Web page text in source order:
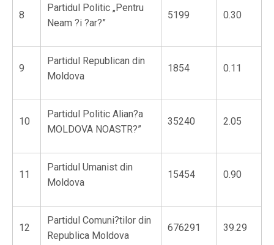
8
Partidul Politic „Pentru
Neam ?i ?ar?”
5199 0.30
9
Partidul Republican din
Moldova
1854 0.11
10
Partidul Politic Alian?a
MOLDOVA NOASTR?”
35240 2.05
11
Partidul Umanist din
Moldova
15454 0.90
12
Partidul Comuni?tilor din
Republica Moldova
676291 39.29